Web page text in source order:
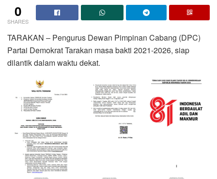
0
SHARES
TARAKAN – Pengurus Dewan Pimpinan Cabang (DPC)
Partai Demokrat Tarakan masa bakti 2021-2026, siap
dilantik dalam waktu dekat.